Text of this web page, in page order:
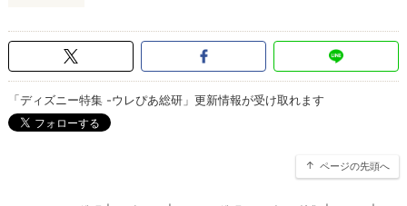
「ディズニー特集 -ウレぴあ総研」更新情報が受け取れます
ページの先頭へ